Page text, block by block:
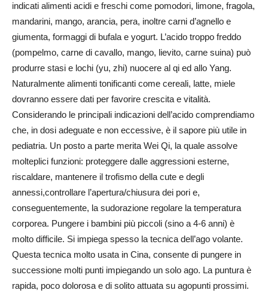
indicati alimenti acidi e freschi come pomodori, limone, fragola,
mandarini, mango, arancia, pera, inoltre carni d’agnello e
giumenta, formaggi di bufala e yogurt. L’acido troppo freddo
(pompelmo, carne di cavallo, mango, lievito, carne suina) può
produrre stasi e lochi (yu, zhi) nuocere al qi ed allo Yang.
Naturalmente alimenti tonificanti come cereali, latte, miele
dovranno essere dati per favorire crescita e vitalità.
Considerando le principali indicazioni dell’acido comprendiamo
che, in dosi adeguate e non eccessive, è il sapore più utile in
pediatria. Un posto a parte merita Wei Qi, la quale assolve
molteplici funzioni: proteggere dalle aggressioni esterne,
riscaldare, mantenere il trofismo della cute e degli
annessi,controllare l’apertura/chiusura dei pori e,
conseguentemente, la sudorazione regolare la temperatura
corporea. Pungere i bambini più piccoli (sino a 4-6 anni) è
molto difficile. Si impiega spesso la tecnica dell’ago volante.
Questa tecnica molto usata in Cina, consente di pungere in
successione molti punti impiegando un solo ago. La puntura è
rapida, poco dolorosa e di solito attuata su agopunti prossimi.